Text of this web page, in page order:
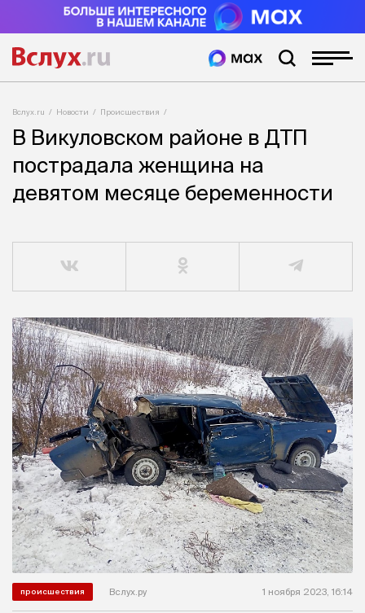
Вслух.ru Новости Происшествия
В Викуловском районе в ДТП
пострадала женщина на
девятом месяце беременности
происшествия Вслух.ру 1 ноября 2023, 16:14